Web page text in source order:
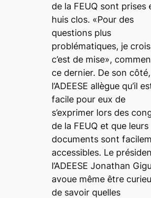
de la FEUQ sont prises
huis clos. «Pour des
questions plus
problématiques, je
c’est de mise»,
ce dernier. De son côté,
l’ADEESE allègue qu’il
facile pour eux de
s’exprimer lors des
de la FEUQ et que leurs
documents sont
accessibles. Le
l’ADEESE Jonathan
avoue même être
de savoir quelles